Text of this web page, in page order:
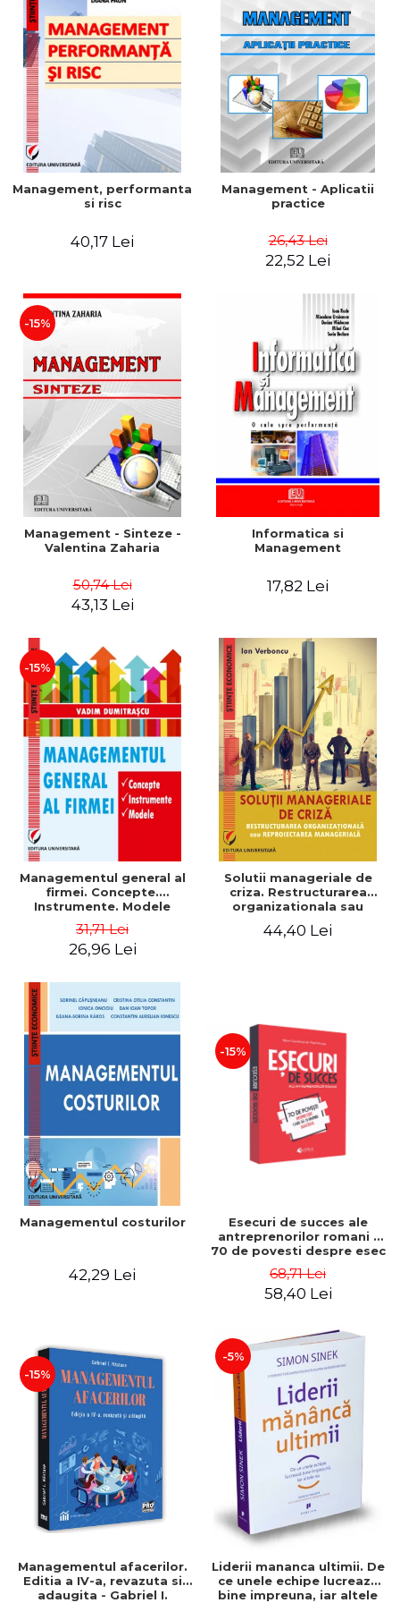
Management, performanta
si risc
40,17 Lei
Management - Aplicatii
practice
26,43 Lei
22,52 Lei
-15%
Management - Sinteze -
Valentina Zaharia
50,74 Lei
43,13 Lei
Informatica si
Management
17,82 Lei
-15%
Managementul general al
firmei. Concepte.
Instrumente. Modele
31,71 Lei
26,96 Lei
Solutii manageriale de
criza. Restructurarea
organizationala sau
44,40 Lei
Managementul costurilor
42,29 Lei
-15%
Esecuri de succes ale
antreprenorilor romani -
70 de povesti despre esec
68,71 Lei
58,40 Lei
-15%
Managementul afacerilor.
Editia a IV-a, revazuta si
adaugita - Gabriel I.
-5%
Liderii mananca ultimii. De
ce unele echipe lucreaza
bine impreuna, iar altele